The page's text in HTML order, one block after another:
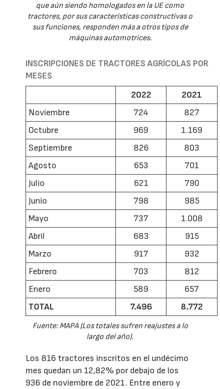
que aún siendo homologados en la UE como
tractores, por sus características constructivas o
sus funciones, responden más a otros tipos de
máquinas automotrices.
INSCRIPCIONES DE TRACTORES AGRÍCOLAS POR
MESES
2022
2021
Noviembre
724
827
Octubre
969
1.169
Septiembre
826
803
Agosto
653
701
Julio
621
790
Junio
798
985
Mayo
737
1.008
Abril
683
915
Marzo
917
932
Febrero
703
812
Enero
589
657
TOTAL
7.496 8.772
Fuente: MAPA (Los totales sufren reajustes a lo
largo del año).
Los 816 tractores inscritos en el undécimo
mes quedan un 12,82% por debajo de los
936 de noviembre de 2021. Entre enero y